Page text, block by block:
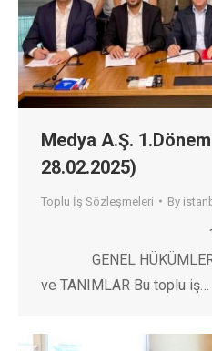
Medya A.Ş.
28.02.2025)
Toplu İş Sözleşmeleri By
1.
GENEL HÜKÜMLER
ve TANIMLAR Bu toplu iş…